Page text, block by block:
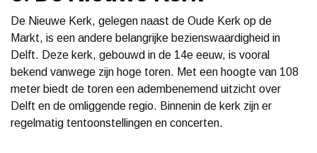
De Nieuwe Kerk, gelegen naast de Oude Kerk op de
Markt, is een andere belangrijke bezienswaardigheid in
Delft. Deze kerk, gebouwd in de 14e eeuw, is vooral
bekend vanwege zijn hoge toren. Met een hoogte van 108
meter biedt de toren een adembenemend uitzicht over
Delft en de omliggende regio. Binnenin de kerk zijn er
regelmatig tentoonstellingen en concerten.